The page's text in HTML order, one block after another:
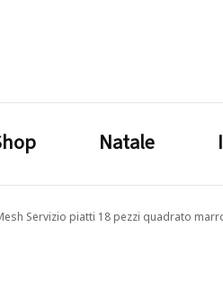
Natale
Servizio piatti 18 pezzi quadrato